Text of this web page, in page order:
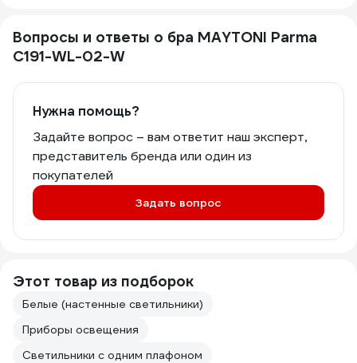
Вопросы и ответы о бра MAYTONI Parma
C191-WL-02-W
Нужна помощь?
Задайте вопрос – вам ответит наш эксперт,
представитель бренда или один из
покупателей
Задать вопрос
Этот товар из подборок
Белые (настенные светильники)
Приборы освещения
Светильники с одним плафоном